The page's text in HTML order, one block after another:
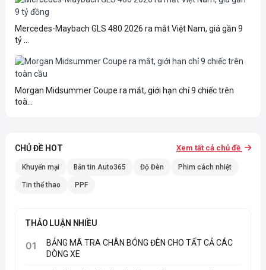
Mercedes-Maybach GLS 480 2026 ra mắt Việt Nam, giá gần 9
tỷ ...
Morgan Midsummer Coupe ra mắt, giới hạn chỉ 9 chiếc trên
toà...
CHỦ ĐỀ HOT Xem tất cả chủ đề
Khuyến mại Bản tin Auto365 Độ Đèn Phim cách nhiệt
Tin thể thao PPF
THẢO LUẬN NHIỀU
01
BẢNG MÃ TRA CHÂN BÓNG ĐÈN CHO TẤT CẢ CÁC
DÒNG XE